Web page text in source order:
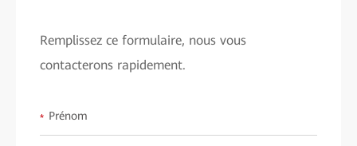
Suisse.
Conditions générales :les délais de livraison sont sujets à
Remplissez ce formulaire, nous vous
contacterons rapidement.
* Prénom